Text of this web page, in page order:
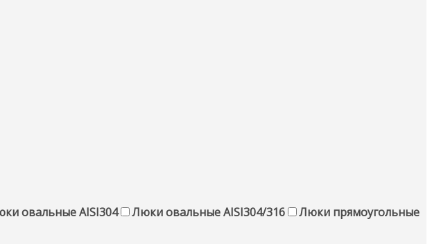
овальные AISI304 Люки овальные AISI304/316
Люки прямоугольные